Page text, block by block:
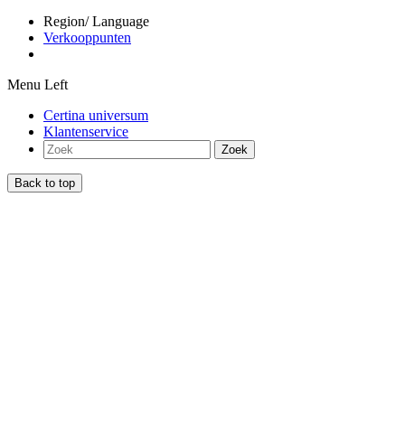
Region/ Language
Verkooppunten
Menu Left
Certina universum
Klantenservice
Zoek
Back to top